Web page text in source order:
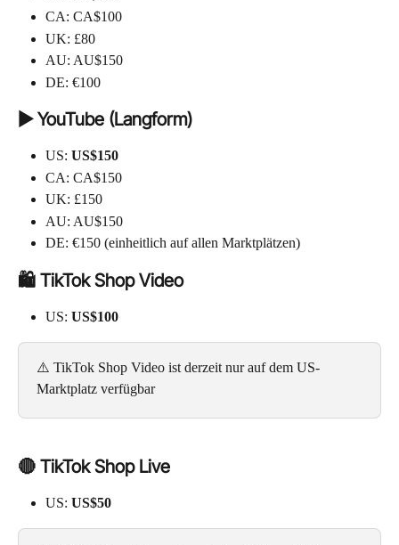
CA: CA$100
UK: £80
AU: AU$150
DE: €100
▶️ YouTube (Langform)
US: US$150
CA: CA$150
UK: £150
AU: AU$150
DE: €150 (einheitlich auf allen Marktplätzen)
🛍️ TikTok Shop Video
US: US$100
⚠️ TikTok Shop Video ist derzeit nur auf dem US-
Marktplatz verfügbar
🔴 TikTok Shop Live
US: US$50